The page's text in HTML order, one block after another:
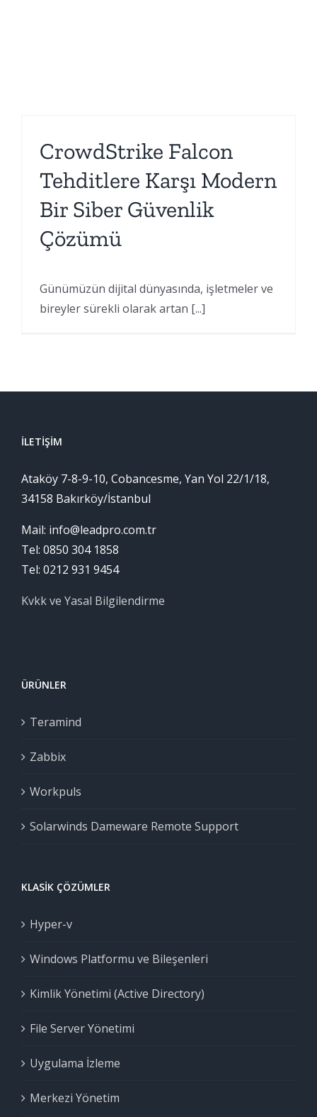
CrowdStrike Falcon
Tehditlere Karşı Modern
Bir Siber Güvenlik
Çözümü
Günümüzün dijital dünyasında, işletmeler ve
bireyler sürekli olarak artan [...]
İLETIŞIM
Ataköy 7-8-9-10, Cobancesme, Yan Yol 22/1/18,
34158 Bakırköy/İstanbul
Mail: info@leadpro.com.tr
Tel: 0850 304 1858
Tel: 0212 931 9454
Kvkk ve Yasal Bilgilendirme
ÜRÜNLER
Teramind
Zabbix
Workpuls
Solarwinds Dameware Remote Support
KLASIK ÇÖZÜMLER
Hyper-v
Windows Platformu ve Bileşenleri
Kimlik Yönetimi (Active Directory)
File Server Yönetimi
Uygulama İzleme
Merkezi Yönetim